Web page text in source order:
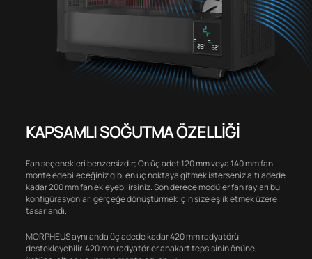
KAPSAMLI SOĞUTMA ÖZELLİĞİ
Fan seçenekleri benzersizdir; On üç adet 120 mm veya 140 mm fan
monte edebileceğiniz gibi en uç noktaya gitmek isterseniz altı adede
kadar 200 mm fan ekleyebilirsiniz. Son derece modüler fan rayları bu
konfigürasyonları gerçeğe dönüştürmek için size eşlik etmek üzere
tasarlandı.
MORPHEUS aynı anda üç adede kadar 420 mm radyatörü
destekleyebilir. 420 mm radyatörler anakart tepsisinin önüne,